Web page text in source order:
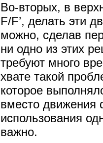
Во-вторых, в
F/F’, делать эти
можно, сделав
ни одно из этих
требуют много
хвате такой
которое
вместо движения
использования
важно.